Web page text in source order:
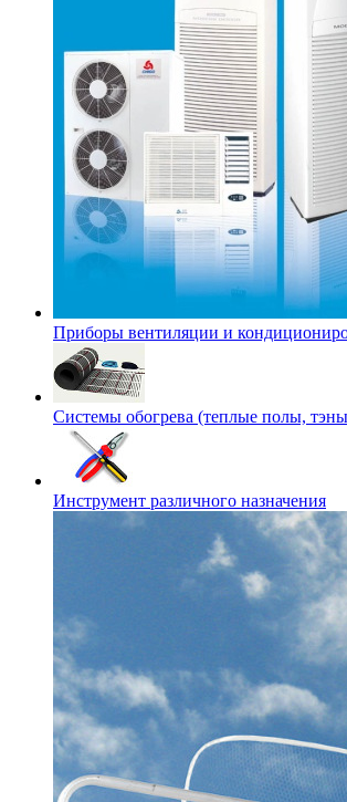
Приборы вентиляции и
Системы обогрева (теплые полы,
Инструмент различного назначения